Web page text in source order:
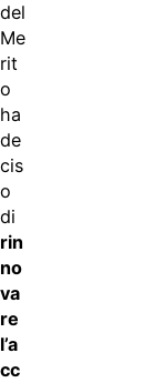
del
Me
rit
o
ha
de
cis
o
di
rin
no
va
re
l’a
cc